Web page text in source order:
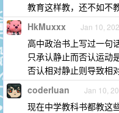
教育这样教，还不如不
HkMuxxx Jan 10,
高中政治书上写过一句
只承认静止而否认运动
否认相对静止则导致相
coderluan Jan 10,
现在中学教科书都教这